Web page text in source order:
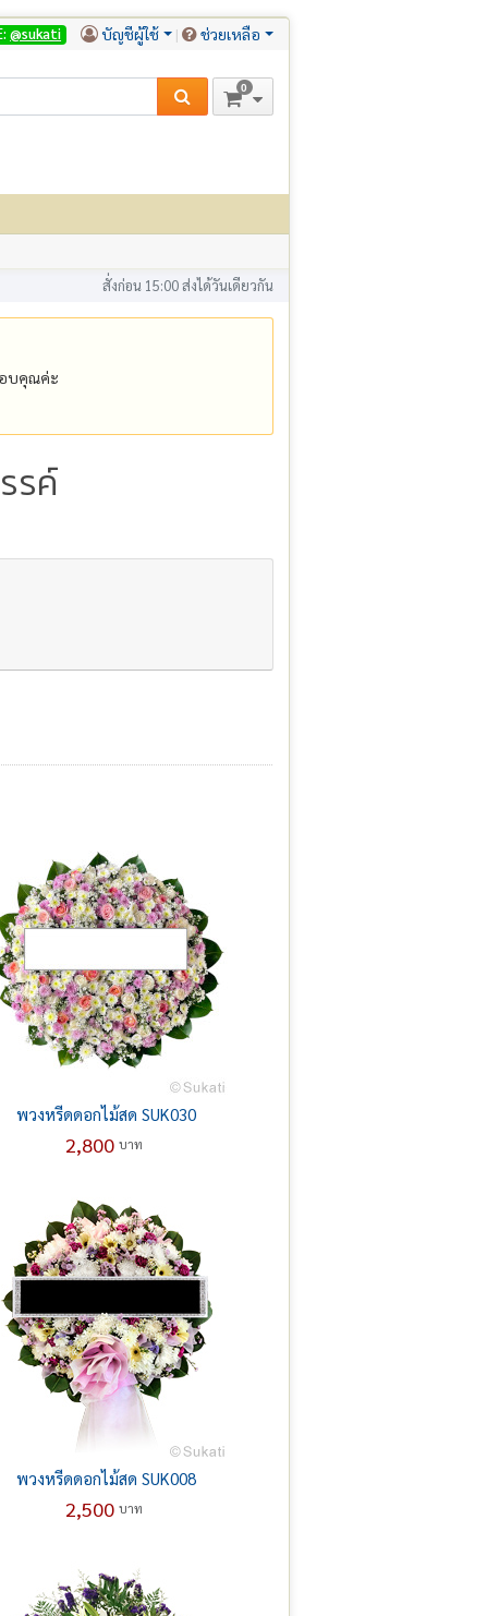
@sukati บัญชีผู้ใช้ ช่วยเหลือ
0
สั่งก่อน 15:00 ส่งได้วันเดียวกัน
บคุณค่ะ
รค์
พวงหรีดดอกไม้สด SUK030
2,800บาท
พวงหรีดดอกไม้สด SUK008
2,500บาท